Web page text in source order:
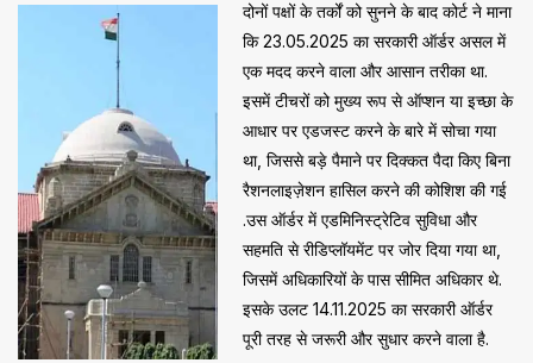
दोनों पक्षों के तर्कों को सुनने के बाद कोर्ट ने माना
कि 23.05.2025 का सरकारी ऑर्डर असल में
एक मदद करने वाला और आसान तरीका था.
इसमें टीचरों को मुख्य रूप से ऑप्शन या इच्छा के
आधार पर एडजस्ट करने के बारे में सोचा गया
था, जिससे बड़े पैमाने पर दिक्कत पैदा किए बिना
रैशनलाइज़ेशन हासिल करने की कोशिश की गई
.उस ऑर्डर में एडमिनिस्ट्रेटिव सुविधा और
सहमति से रीडिप्लॉयमेंट पर जोर दिया गया था,
जिसमें अधिकारियों के पास सीमित अधिकार थे.
इसके उलट 14.11.2025 का सरकारी ऑर्डर
पूरी तरह से जरूरी और सुधार करने वाला है.